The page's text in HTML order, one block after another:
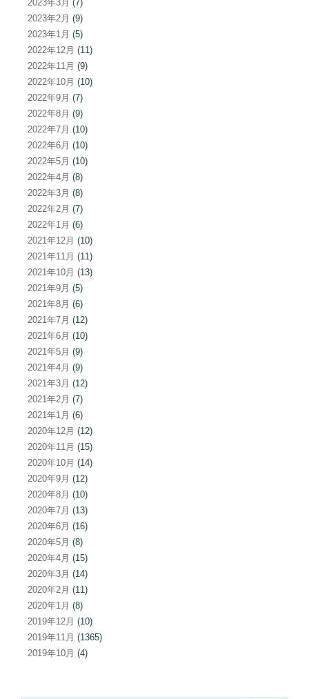
2023年3月 (7)
2023年2月 (9)
2023年1月 (5)
2022年12月 (11)
2022年11月 (9)
2022年10月 (10)
2022年9月 (7)
2022年8月 (9)
2022年7月 (10)
2022年6月 (10)
2022年5月 (10)
2022年4月 (8)
2022年3月 (8)
2022年2月 (7)
2022年1月 (6)
2021年12月 (10)
2021年11月 (11)
2021年10月 (13)
2021年9月 (5)
2021年8月 (6)
2021年7月 (12)
2021年6月 (10)
2021年5月 (9)
2021年4月 (9)
2021年3月 (12)
2021年2月 (7)
2021年1月 (6)
2020年12月 (12)
2020年11月 (15)
2020年10月 (14)
2020年9月 (12)
2020年8月 (10)
2020年7月 (13)
2020年6月 (16)
2020年5月 (8)
2020年4月 (15)
2020年3月 (14)
2020年2月 (11)
2020年1月 (8)
2019年12月 (10)
2019年11月 (1365)
2019年10月 (4)